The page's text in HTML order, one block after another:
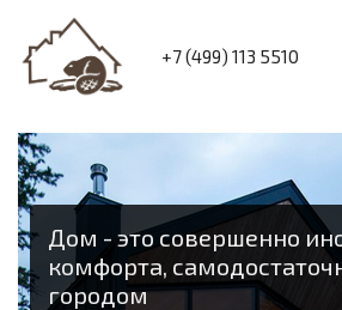
+7 (499) 113 5510
Дом - это совершенно
комфорта,
городом